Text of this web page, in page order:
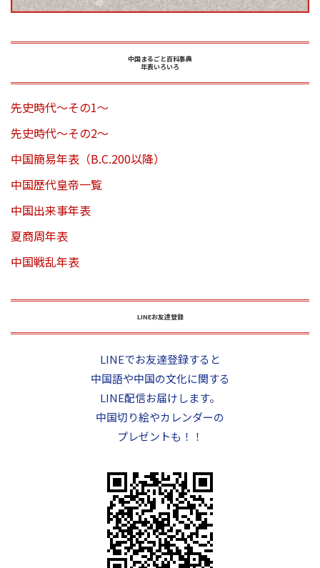
中国まるごと百科事典
年表いろいろ
先史時代～その1～
先史時代～その2～
中国簡易年表（B.C.200以降）
中国歴代皇帝一覧
中国出来事年表
夏商周年表
中国戦乱年表
LINEお友達登録
LINEでお友達登録すると
中国語や中国の文化に関する
LINE配信お届けします。
中国切り絵やカレンダーの
プレゼントも！！